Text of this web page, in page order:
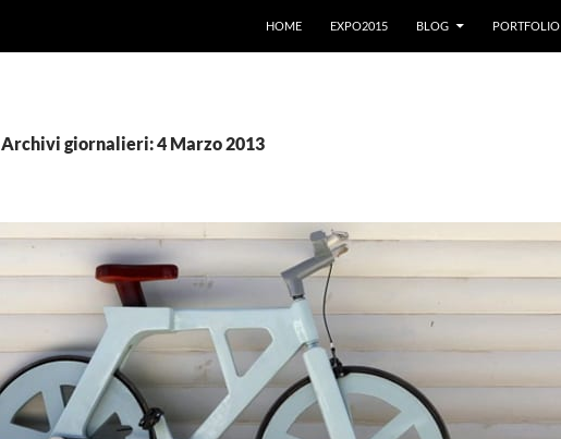
HOME
EXPO2015 BLOG PORTFOLIO
Archivi giornalieri: 4 Marzo 2013